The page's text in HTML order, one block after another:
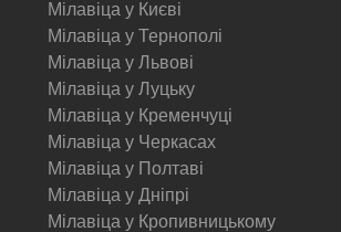
Мілавіца у Києві
Мілавіца у Тернополі
Мілавіца у Львові
Мілавіца у Луцьку
Мілавіца у Кременчуці
Мілавіца у Черкасах
Мілавіца у Полтаві
Мілавіца у Дніпрі
Мілавіца у Кропивницькому